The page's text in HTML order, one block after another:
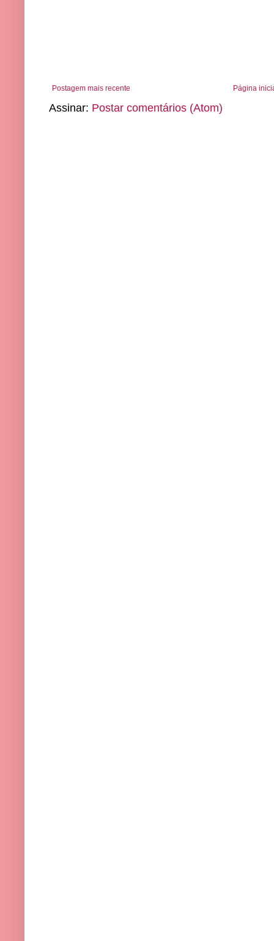
Postagem mais recente Página
Assinar: Postar comentários (Atom)